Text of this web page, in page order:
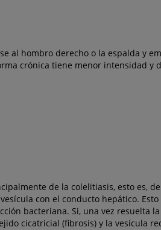
al hombro derecho o la espalda y
crónica tiene menor intensidad y
de la colelitiasis, esto es,
con el conducto hepático.
bacteriana. Si, una vez resuelta
cicatricial (fibrosis) y la vesícula